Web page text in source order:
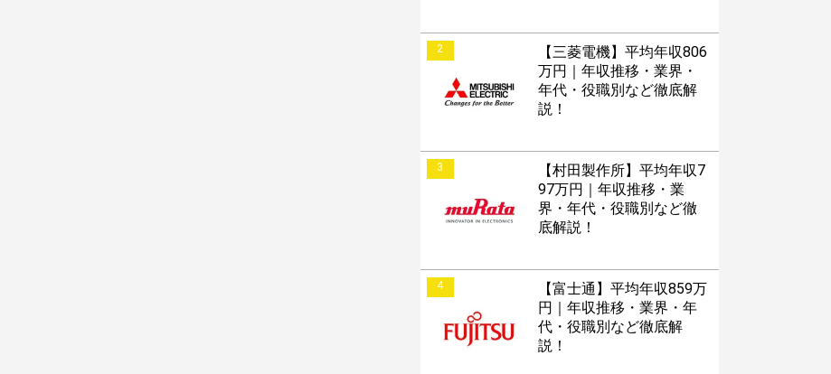
2
【三菱電機】平均年収806
万円｜年収推移・業界・
年代・役職別など徹底解
説！
3
【村田製作所】平均年収7
97万円｜年収推移・業
界・年代・役職別など徹
底解説！
4
【富士通】平均年収859万
円｜年収推移・業界・年
代・役職別など徹底解
説！